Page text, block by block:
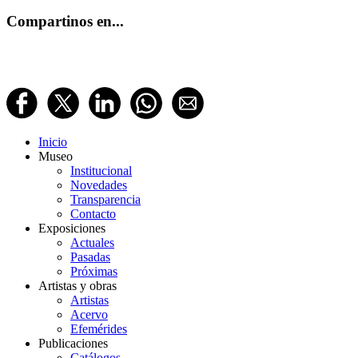
Compartinos en...
Inicio
Museo
Institucional
Novedades
Transparencia
Contacto
Exposiciones
Actuales
Pasadas
Próximas
Artistas y obras
Artistas
Acervo
Efemérides
Publicaciones